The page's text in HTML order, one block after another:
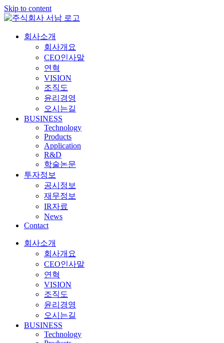
Skip to content
회사소개
회사개요
CEO인사말
연혁
VISION
조직도
윤리경영
오시는길
BUSINESS
Technology
Products
Application
R&D
학술논문
투자정보
공시정보
재무정보
IR자료
News
Contact
회사소개
회사개요
CEO인사말
연혁
VISION
조직도
윤리경영
오시는길
BUSINESS
Technology